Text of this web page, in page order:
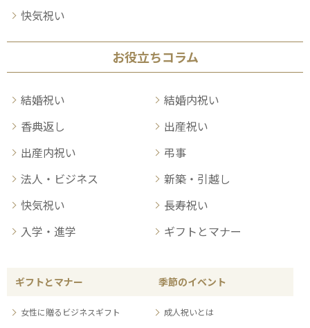
快気祝い
お役立ちコラム
結婚祝い
結婚内祝い
香典返し
出産祝い
出産内祝い
弔事
法人・ビジネス
新築・引越し
快気祝い
長寿祝い
入学・進学
ギフトとマナー
ギフトとマナー
女性に贈るビジネスギフト
季節のイベント
成人祝いとは